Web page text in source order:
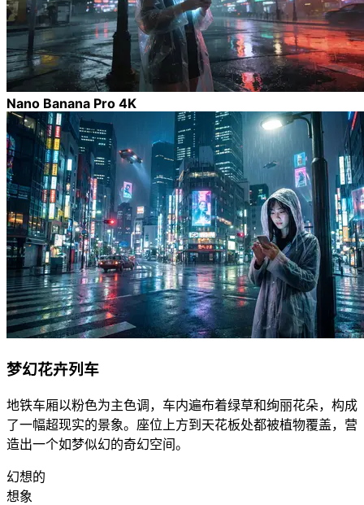
Nano Banana Pro 4K
梦幻花卉列车
地铁车厢以粉色为主色调，车内遍布着绿草和绚丽花朵，构成
了一幅超现实的景象。座位上方到天花板处都被植物覆盖，营
造出一个如梦似幻的奇幻空间。
幻想的
想象